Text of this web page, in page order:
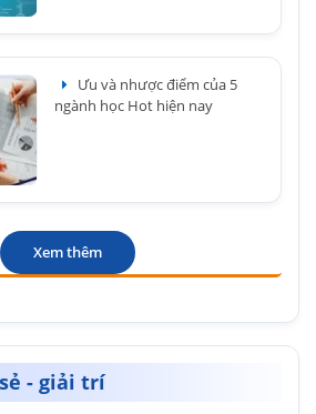
Ưu và nhược điểm của 5
ngành học Hot hiện nay
Xem thêm
- giải trí